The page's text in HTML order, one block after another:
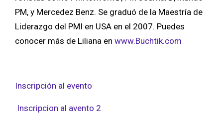
PM, y Mercedez Benz. Se graduó de la Maestría de
Liderazgo del PMI en USA en el 2007. Puedes
conocer más de Liliana en www.Buchtik.com
Inscripción al evento
Inscripcion al avento 2